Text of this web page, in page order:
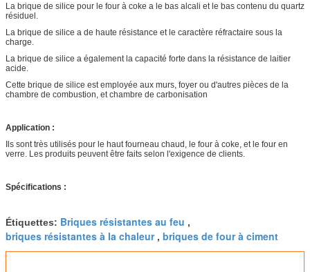
La brique de silice pour le four à coke a le bas alcali et le bas contenu du quartz
résiduel.
La brique de silice a de haute résistance et le caractère réfractaire sous la
charge.
La brique de silice a également la capacité forte dans la résistance de laitier
acide.
Cette brique de silice est employée aux murs, foyer ou d'autres pièces de la
chambre de combustion, et chambre de carbonisation
Application :
Ils sont très utilisés pour le haut fourneau chaud, le four à coke, et le four en
verre. Les produits peuvent être faits selon l'exigence de clients.
Spécifications :
Étiquettes: Briques résistantes au feu ,
briques résistantes à la chaleur, briques de four à ciment